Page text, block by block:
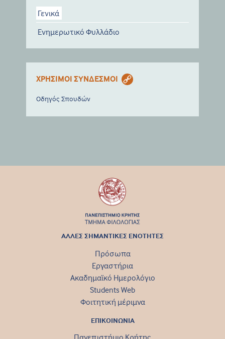
Γενικά
Ενημερωτικό Φυλλάδιο
ΧΡΗΣΙΜΟΙ ΣΥΝΔΕΣΜΟΙ
Οδηγός Σπουδών
ΑΛΛΕΣ ΣΗΜΑΝΤΙΚΕΣ ΕΝΟΤΗΤΕΣ
Πρόσωπα
Εργαστήρια
Ακαδημαϊκό Ημερολόγιο
Students Web
Φοιτητική μέριμνα
ΕΠΙΚΟΙΝΩΝΙΑ
Πανεπιστήμιο Κρήτης